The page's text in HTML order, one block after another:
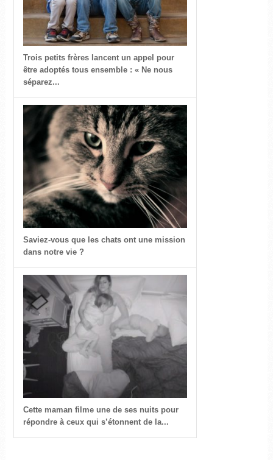
Trois petits frères lancent un appel pour
être adoptés tous ensemble : « Ne nous
séparez...
Saviez-vous que les chats ont une mission
dans notre vie ?
Cette maman filme une de ses nuits pour
répondre à ceux qui s’étonnent de la...